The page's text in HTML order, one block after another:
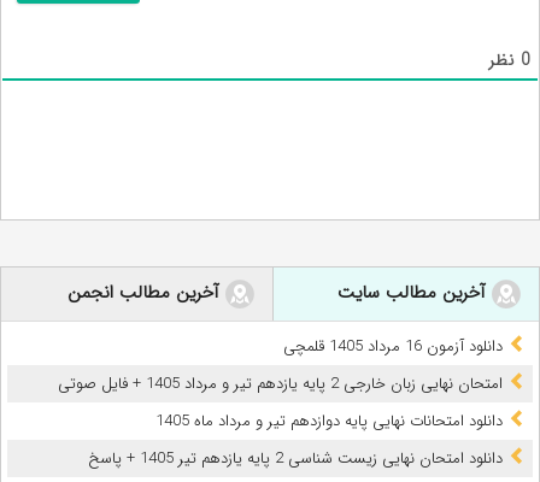
0 نظر
آخرین مطالب سایت آخرین مطالب انجمن
دانلود آزمون 16 مرداد 1405 قلمچی
امتحان نهایی زبان خارجی 2 پایه یازدهم تیر و مرداد 1405 + فایل صوتی
دانلود امتحانات نهایی پایه دوازدهم تیر و مرداد ماه 1405
دانلود امتحان نهایی زیست شناسی 2 پایه یازدهم تیر 1405 + پاسخ